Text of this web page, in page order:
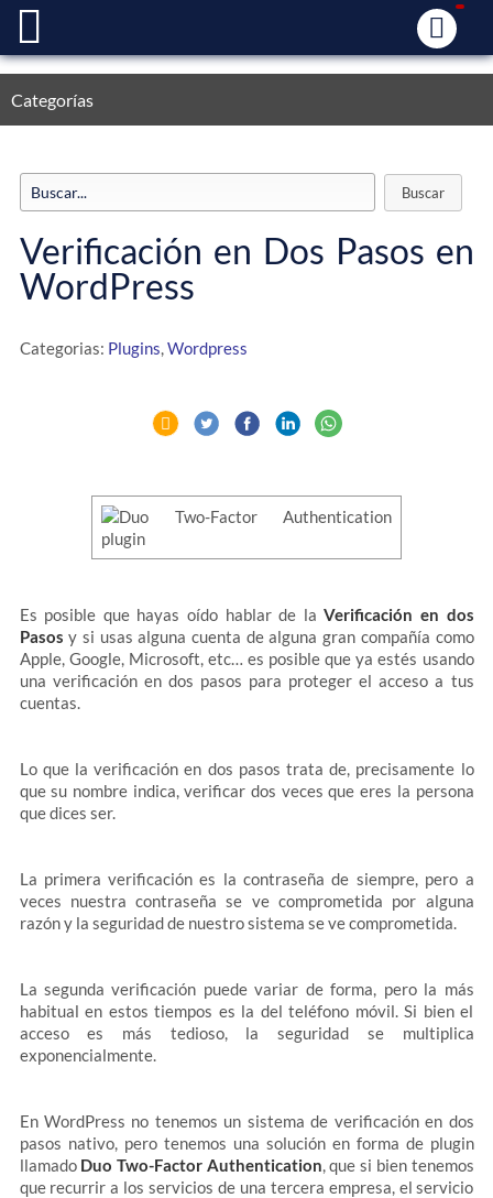
Categorías
Verificación en Dos Pasos en
WordPress
Categorias: Plugins,Wordpress
Es posible que hayas oído hablar de laVerificación en dos
Pasos y si usas alguna cuenta de alguna gran compañía como
Apple, Google, Microsoft, etc… es posible que ya estés usando
una verificación en dos pasos para proteger el acceso a tus
cuentas.
Lo que la verificación en dos pasos trata de, precisamente lo
que su nombre indica, verificar dos veces que eres la persona
que dices ser.
La primera verificación es la contraseña de siempre, pero a
veces nuestra contraseña se ve comprometida por alguna
razón y la seguridad de nuestro sistema se ve comprometida.
La segunda verificación puede variar de forma, pero la más
habitual en estos tiempos es la del teléfono móvil. Si bien el
acceso es más tedioso, la seguridad se multiplica
exponencialmente.
En WordPress no tenemos un sistema de verificación en dos
pasos nativo, pero tenemos una solución en forma de plugin
llamado Duo Two-Factor Authentication, que si bien tenemos
que recurrir a los servicios de una tercera empresa, el servicio